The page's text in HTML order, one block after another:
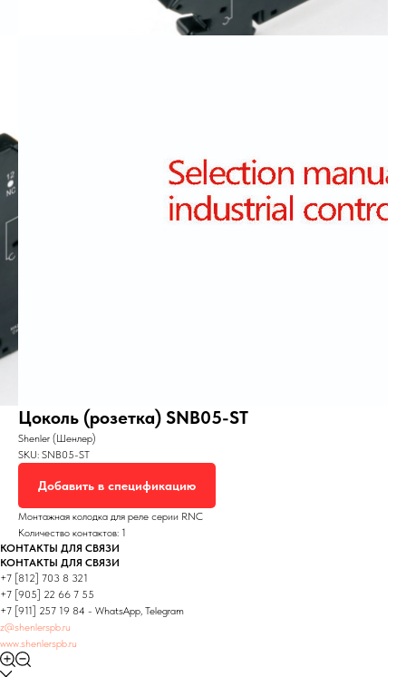
Цоколь (розетка) SNB05-ST
Shenler (Шенлер)
SKU: SNB05-ST
Добавить в спецификацию
Монтажная колодка для реле серии RNC
Количество контактов: 1
КОНТАКТЫ ДЛЯ СВЯЗИ
КОНТАКТЫ ДЛЯ СВЯЗИ
+7 [812] 703 8 321
+7 [905] 22 66 7 55
+7 [911] 257 19 84 - WhatsApp, Telegram
z@shenlerspb.ru
www.shenlerspb.ru